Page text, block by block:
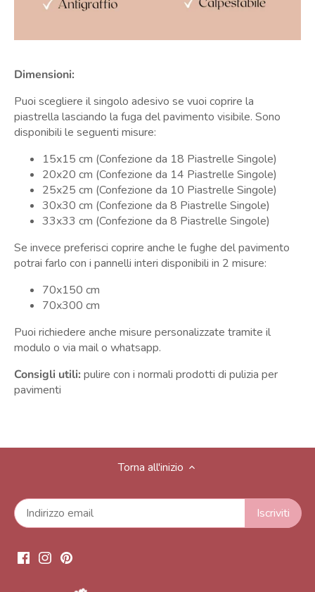
Dimensioni:
Puoi scegliere il singolo adesivo se vuoi coprire la
piastrella lasciando la fuga del pavimento visibile. Sono
disponibili le seguenti misure:
15x15 cm (Confezione da 18 Piastrelle Singole)
20x20 cm (Confezione da 14 Piastrelle Singole)
25x25 cm (Confezione da 10 Piastrelle Singole)
30x30 cm (Confezione da 8 Piastrelle Singole)
33x33 cm (Confezione da 8 Piastrelle Singole)
Se invece preferisci coprire anche le fughe del pavimento
potrai farlo con i pannelli interi disponibili in 2 misure:
70x150 cm
70x300 cm
Puoi richiedere anche misure personalizzate tramite il
modulo o via mail o whatsapp.
Consigli utili: pulire con i normali prodotti di pulizia per
pavimenti
Torna all'inizio